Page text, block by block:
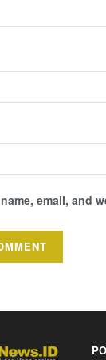
email, and